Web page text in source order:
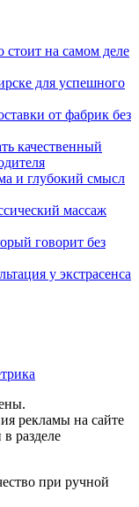
стоит на самом деле
для успешного
от фабрик без
качественный
и глубокий смысл
массаж
говорит без
у экстрасенса
рекламы на сайте
разделе
при ручной